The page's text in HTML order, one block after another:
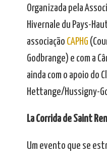
Organizada pela
Hivernale du Pays-
associação CAPHG
Godbrange) e com a
ainda com o apoio do
Hettange/Hussigny-
La Corrida de Saint
Um evento que se